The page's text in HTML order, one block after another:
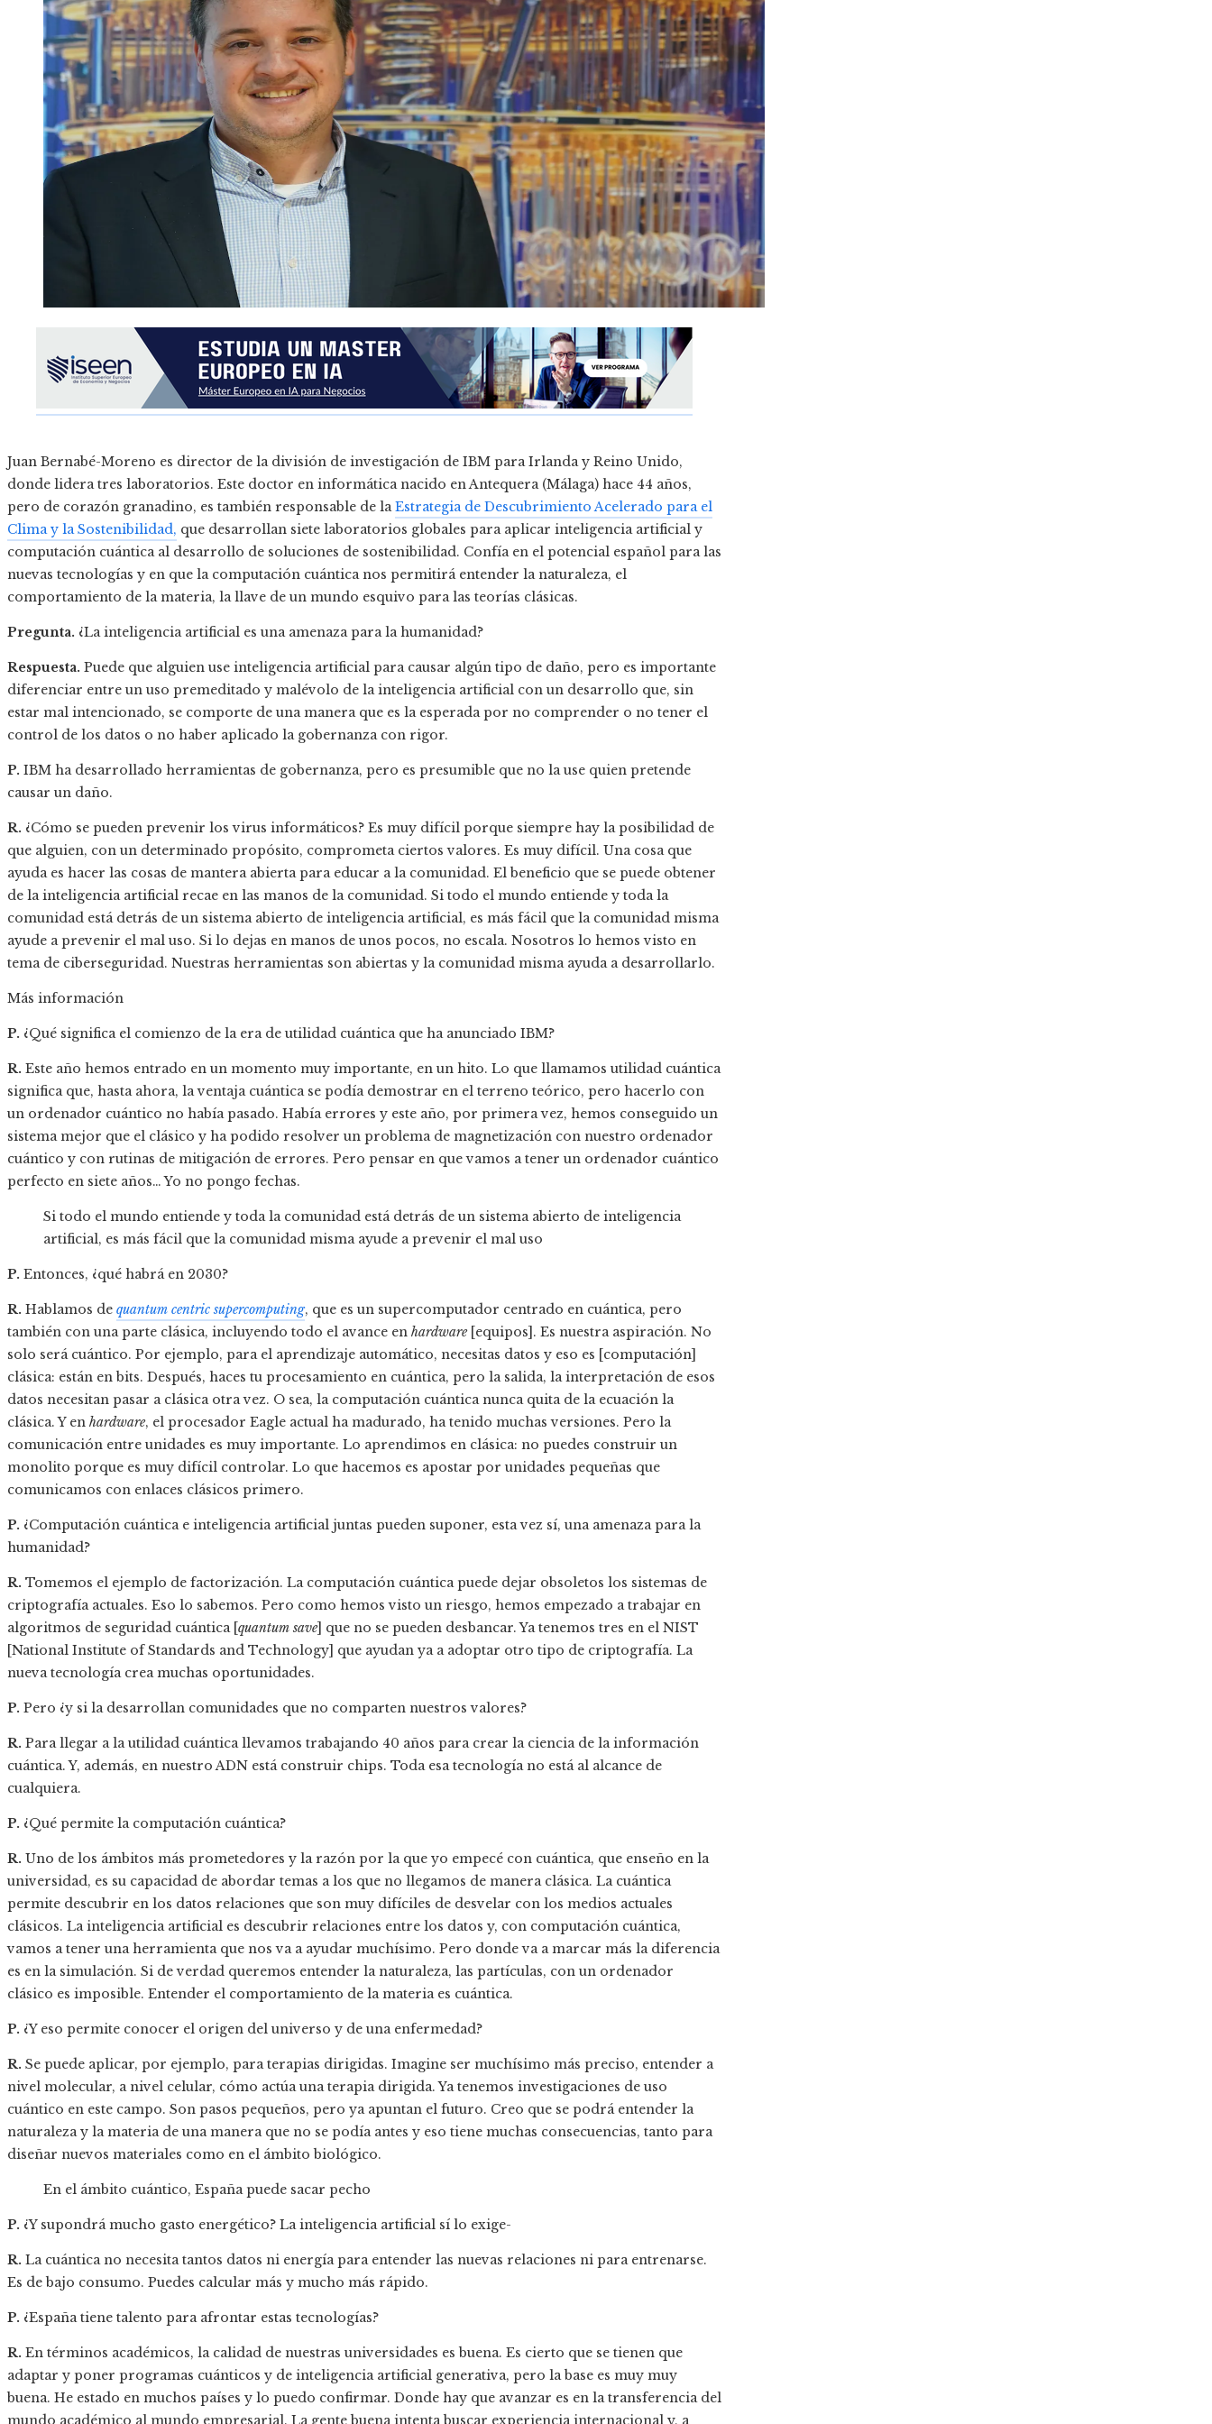
Juan Bernabé-Moreno es director de la división de investigación de IBM para Irlanda y Reino Unido,
donde lidera tres laboratorios. Este doctor en informática nacido en Antequera (Málaga) hace 44 años,
pero de corazón granadino, es también responsable de laEstrategia de Descubrimiento Acelerado para el
Clima y la Sostenibilidad, que desarrollan siete laboratorios globales para aplicar inteligencia artificial y
computación cuántica al desarrollo de soluciones de sostenibilidad. Confía en el potencial español para las
nuevas tecnologías y en que la computación cuántica nos permitirá entender la naturaleza, el
comportamiento de la materia, la llave de un mundo esquivo para las teorías clásicas.
Pregunta. ¿La inteligencia artificial es una amenaza para la humanidad?
Respuesta. Puede que alguien use inteligencia artificial para causar algún tipo de daño, pero es importante
diferenciar entre un uso premeditado y malévolo de la inteligencia artificial con un desarrollo que, sin
estar mal intencionado, se comporte de una manera que es la esperada por no comprender o no tener el
control de los datos o no haber aplicado la gobernanza con rigor.
P. IBM ha desarrollado herramientas de gobernanza, pero es presumible que no la use quien pretende
causar un daño.
R. ¿Cómo se pueden prevenir los virus informáticos? Es muy difícil porque siempre hay la posibilidad de
que alguien, con un determinado propósito, comprometa ciertos valores. Es muy difícil. Una cosa que
ayuda es hacer las cosas de mantera abierta para educar a la comunidad. El beneficio que se puede obtener
de la inteligencia artificial recae en las manos de la comunidad. Si todo el mundo entiende y toda la
comunidad está detrás de un sistema abierto de inteligencia artificial, es más fácil que la comunidad misma
ayude a prevenir el mal uso. Si lo dejas en manos de unos pocos, no escala. Nosotros lo hemos visto en
tema de ciberseguridad. Nuestras herramientas son abiertas y la comunidad misma ayuda a desarrollarlo.
Más información
P. ¿Qué significa el comienzo de la era de utilidad cuántica que ha anunciado IBM?
R. Este año hemos entrado en un momento muy importante, en un hito. Lo que llamamos utilidad cuántica
significa que, hasta ahora, la ventaja cuántica se podía demostrar en el terreno teórico, pero hacerlo con
un ordenador cuántico no había pasado. Había errores y este año, por primera vez, hemos conseguido un
sistema mejor que el clásico y ha podido resolver un problema de magnetización con nuestro ordenador
cuántico y con rutinas de mitigación de errores. Pero pensar en que vamos a tener un ordenador cuántico
perfecto en siete años… Yo no pongo fechas.
Si todo el mundo entiende y toda la comunidad está detrás de un sistema abierto de inteligencia
artificial, es más fácil que la comunidad misma ayude a prevenir el mal uso
P. Entonces, ¿qué habrá en 2030?
R. Hablamos de quantum centric supercomputing, que es un supercomputador centrado en cuántica, pero
también con una parte clásica, incluyendo todo el avance en hardware [equipos]. Es nuestra aspiración. No
solo será cuántico. Por ejemplo, para el aprendizaje automático, necesitas datos y eso es [computación]
clásica: están en bits. Después, haces tu procesamiento en cuántica, pero la salida, la interpretación de esos
datos necesitan pasar a clásica otra vez. O sea, la computación cuántica nunca quita de la ecuación la
clásica. Y en hardware, el procesador Eagle actual ha madurado, ha tenido muchas versiones. Pero la
comunicación entre unidades es muy importante. Lo aprendimos en clásica: no puedes construir un
monolito porque es muy difícil controlar. Lo que hacemos es apostar por unidades pequeñas que
comunicamos con enlaces clásicos primero.
P. ¿Computación cuántica e inteligencia artificial juntas pueden suponer, esta vez sí, una amenaza para la
humanidad?
R. Tomemos el ejemplo de factorización. La computación cuántica puede dejar obsoletos los sistemas de
criptografía actuales. Eso lo sabemos. Pero como hemos visto un riesgo, hemos empezado a trabajar en
algoritmos de seguridad cuántica [ quantum save] que no se pueden desbancar. Ya tenemos tres en el NIST
[National Institute of Standards and Technology] que ayudan ya a adoptar otro tipo de criptografía. La
nueva tecnología crea muchas oportunidades.
P. Pero ¿y si la desarrollan comunidades que no comparten nuestros valores?
R. Para llegar a la utilidad cuántica llevamos trabajando 40 años para crear la ciencia de la información
cuántica. Y, además, en nuestro ADN está construir chips. Toda esa tecnología no está al alcance de
cualquiera.
P. ¿Qué permite la computación cuántica?
R. Uno de los ámbitos más prometedores y la razón por la que yo empecé con cuántica, que enseño en la
universidad, es su capacidad de abordar temas a los que no llegamos de manera clásica. La cuántica
permite descubrir en los datos relaciones que son muy difíciles de desvelar con los medios actuales
clásicos. La inteligencia artificial es descubrir relaciones entre los datos y, con computación cuántica,
vamos a tener una herramienta que nos va a ayudar muchísimo. Pero donde va a marcar más la diferencia
es en la simulación. Si de verdad queremos entender la naturaleza, las partículas, con un ordenador
clásico es imposible. Entender el comportamiento de la materia es cuántica.
P. ¿Y eso permite conocer el origen del universo y de una enfermedad?
R. Se puede aplicar, por ejemplo, para terapias dirigidas. Imagine ser muchísimo más preciso, entender a
nivel molecular, a nivel celular, cómo actúa una terapia dirigida. Ya tenemos investigaciones de uso
cuántico en este campo. Son pasos pequeños, pero ya apuntan el futuro. Creo que se podrá entender la
naturaleza y la materia de una manera que no se podía antes y eso tiene muchas consecuencias, tanto para
diseñar nuevos materiales como en el ámbito biológico.
En el ámbito cuántico, España puede sacar pecho
P. ¿Y supondrá mucho gasto energético? La inteligencia artificial sí lo exige-
R. La cuántica no necesita tantos datos ni energía para entender las nuevas relaciones ni para entrenarse.
Es de bajo consumo. Puedes calcular más y mucho más rápido.
P. ¿España tiene talento para afrontar estas tecnologías?
R. En términos académicos, la calidad de nuestras universidades es buena. Es cierto que se tienen que
adaptar y poner programas cuánticos y de inteligencia artificial generativa, pero la base es muy muy
buena. He estado en muchos países y lo puedo confirmar. Donde hay que avanzar es en la transferencia del
mundo académico al mundo empresarial. La gente buena intenta buscar experiencia internacional y, a